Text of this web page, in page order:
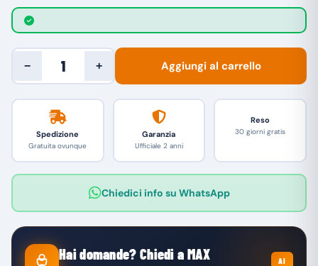
− + Aggiungi al carrello
Spedizione
Gratuita ovunque
Garanzia
Ufficiale 2 anni
Reso
30 giorni gratis
Chiedici info su WhatsApp
Hai domande? Chiedi a MAX AI